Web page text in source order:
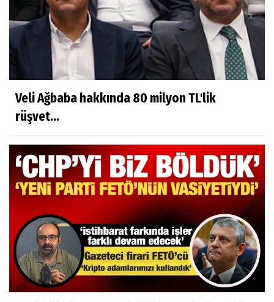
Veli Ağbaba hakkında 80 milyon TL'lik
rüşvet...